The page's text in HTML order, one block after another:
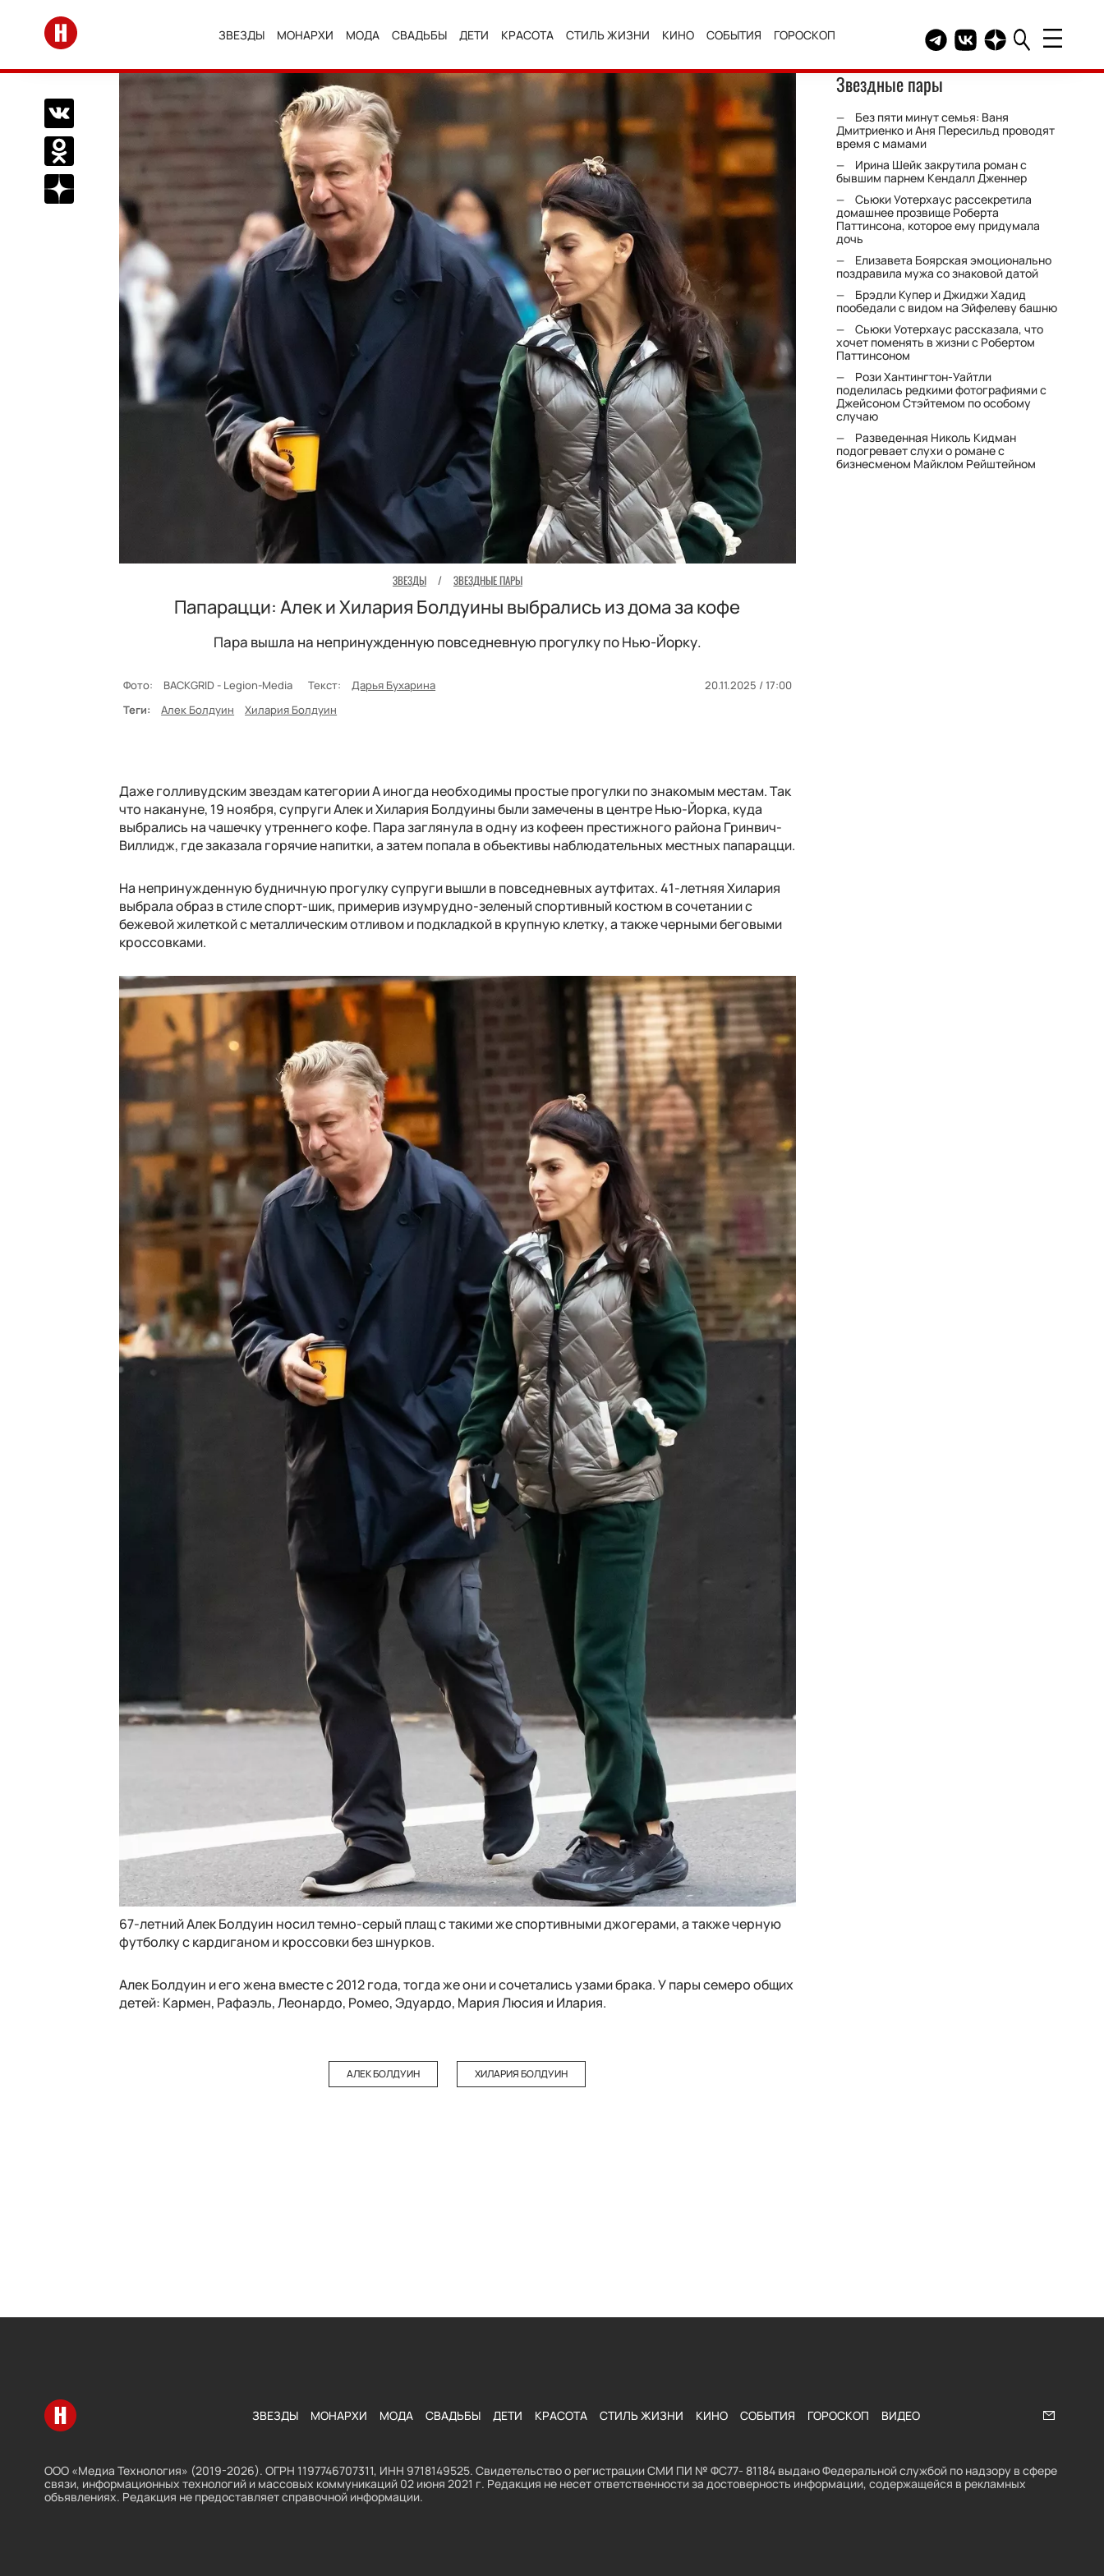
Перейти на главную
ЗВЕЗДЫ МОНАРХИ МОДА СВАДЬБЫ ДЕТИ КРАСОТА СТИЛЬ ЖИЗНИ КИНО СОБЫТИЯ ГОРОСКОП Telegram канал HELLO
Группа HELLO
Канал HELLO в
Поделиться Вконтакте
Поделиться в Одноклассниках
Подписаться на нас в Дзен
ЗВЕЗДЫ / ЗВЕЗДНЫЕ ПАРЫ
Папарацци: Алек и Хилария Болдуины выбрались из дома за кофе
Пара вышла на непринужденную повседневную прогулку по Нью-Йорку.
Фото: BACKGRID - Legion-Media Текст: Дарья Бухарина
20.11.2025 / 17:00
Теги:
Алек Болдуин Хилария Болдуин
Даже голливудским звездам категории А иногда необходимы простые прогулки по знакомым местам. Так
что накануне, 19 ноября, супруги Алек и Хилария Болдуины были замечены в центре Нью-Йорка, куда
выбрались на чашечку утреннего кофе. Пара заглянула в одну из кофеен престижного района Гринвич-
Виллидж, где заказала горячие напитки, а затем попала в объективы наблюдательных местных папарацци.
На непринужденную будничную прогулку супруги вышли в повседневных аутфитах. 41-летняя Хилария
выбрала образ в стиле спорт-шик, примерив изумрудно-зеленый спортивный костюм в сочетании с
бежевой жилеткой с металлическим отливом и подкладкой в крупную клетку, а также черными беговыми
кроссовками.
67-летний Алек Болдуин носил темно-серый плащ с такими же спортивными джогерами, а также черную
футболку с кардиганом и кроссовки без шнурков.
Алек Болдуин и его жена вместе с 2012 года, тогда же они и сочетались узами брака. У пары семеро общих
детей: Кармен, Рафаэль, Леонардо, Ромео, Эдуардо, Мария Люсия и Илария.
АЛЕК БОЛДУИН ХИЛАРИЯ БОЛДУИН
Звездные пары
Без пяти минут семья: Ваня
Дмитриенко и Аня Пересильд проводят
время с мамами
Ирина Шейк закрутила роман с
бывшим парнем Кендалл Дженнер
Сьюки Уотерхаус рассекретила
домашнее прозвище Роберта
Паттинсона, которое ему придумала
дочь
Елизавета Боярская эмоционально
поздравила мужа со знаковой датой
Брэдли Купер и Джиджи Хадид
пообедали с видом на Эйфелеву башню
Сьюки Уотерхаус рассказала, что
хочет поменять в жизни с Робертом
Паттинсоном
Рози Хантингтон-Уайтли
поделилась редкими фотографиями с
Джейсоном Стэйтемом по особому
случаю
Разведенная Николь Кидман
подогревает слухи о романе с
бизнесменом Майклом Рейштейном
Перейти на главную ЗВЕЗДЫ МОНАРХИ МОДА СВАДЬБЫ ДЕТИ КРАСОТА СТИЛЬ ЖИЗНИ КИНО СОБЫТИЯ ГОРОСКОП ВИДЕО
ООО «Медиа Технология» (2019-2026). ОГРН 1197746707311, ИНН 9718149525. Свидетельство о регистрации СМИ ПИ № ФС77- 81184 выдано Федеральной службой по надзору в сфере
связи, информационных технологий и массовых коммуникаций 02 июня 2021 г. Редакция не несет ответственности за достоверность информации, содержащейся в рекламных
объявлениях. Редакция не предоставляет справочной информации.